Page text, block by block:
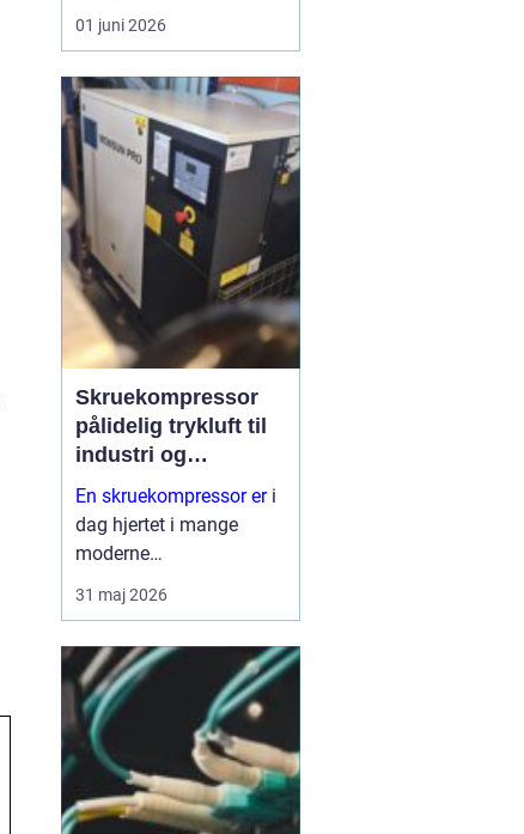
oprydning, kan en
flishugger spare mange
stedet for at køre utallige
læs til genbrugspladsen
kan grene og kvas
omdannes til brugbar flis
direkte på stedet. Fler...
01 juni 2026
Skruekompressor
pålidelig trykluft til
industri og
værksted
En skruekompressor eri
dag hjertet i mange
moderne
produktionsanlæg og
autoværksteder. Når
og driften kører mange
timer i døgnet, er en
simpel
stempelkompressor
sjælde...
31 maj 2026